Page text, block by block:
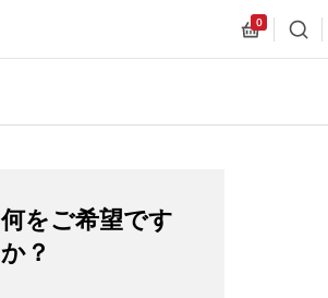
0
検索
何をご希望です
か？